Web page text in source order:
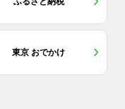
東京 おでかけ